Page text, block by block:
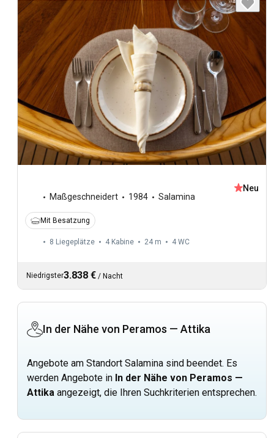
Maßgeschneidert 1984 Salamina
Neu
Mit Besatzung
8 Liegeplätze 4 Kabine 24 m 4 WC
Niedrigster3.838 € / Nacht
In der Nähe von Peramos — Attika
Angebote am Standort Salamina sind beendet. Es
werden Angebote in In der Nähe von Peramos —
Attika angezeigt, die Ihren Suchkriterien entsprechen.